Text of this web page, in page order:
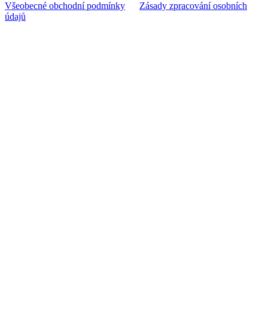
Všeobecné obchodní podmínky
Zásady zpracování osobních
údajů